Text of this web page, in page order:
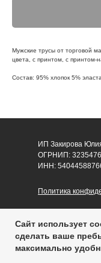
Мужские трусы от торговой
цвета, с принтом, с принтом-
Состав: 95% хлопок 5%
Сайт использует
сделать ваше
максимально
ИП Закирова
ОГРНИП:
ИНН:
Политика
Публичная оферта